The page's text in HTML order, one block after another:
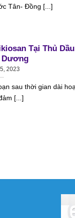
Tân- Đồng [...]
Tại Thủ Dầu
Dương
2023
sau thời gian dài
[...]